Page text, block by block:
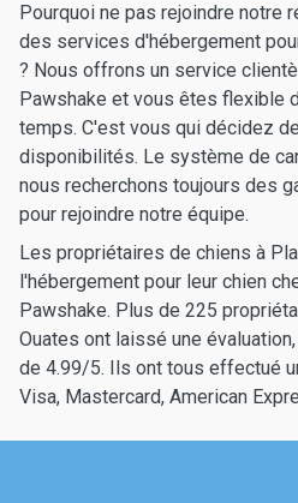
Pourquoi ne pas rejoindre notre
des services d'hébergement
? Nous offrons un service
Pawshake et vous êtes flexible
temps. C'est vous qui décidez
disponibilités. Le système de
nous recherchons toujours des
pour rejoindre notre équipe.
Les propriétaires de chiens à
l'hébergement pour leur chien
Pawshake. Plus de 225
Ouates ont laissé une
de 4.99/5. Ils ont tous effectué
Visa, Mastercard, American